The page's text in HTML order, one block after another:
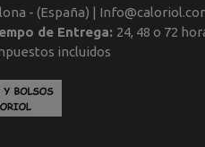
- (España) |
de Entrega: 24, 48 o 72
incluidos